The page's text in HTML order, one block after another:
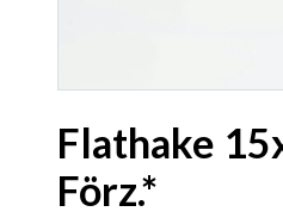
Flathake
Förz.*